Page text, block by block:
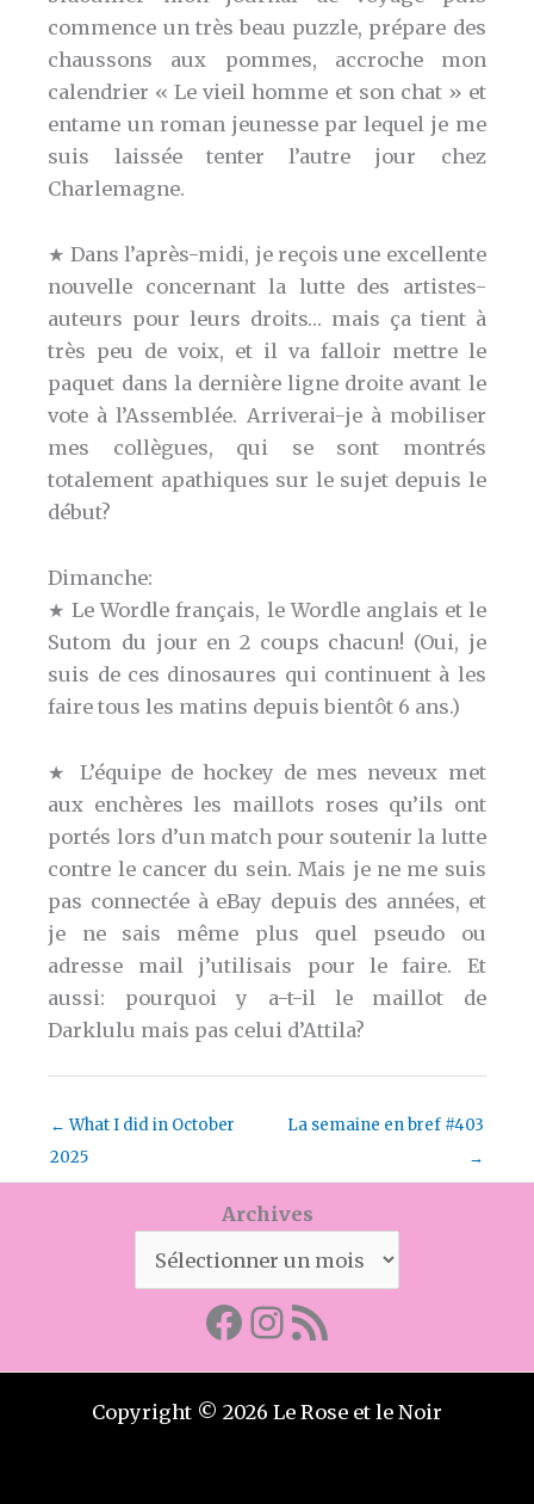
commence un très beau puzzle, prépare des
chaussons aux pommes, accroche mon
calendrier « Le vieil homme et son chat » et
entame un roman jeunesse par lequel je me
suis laissée tenter l’autre jour chez
Charlemagne.
★ Dans l’après-midi, je reçois une excellente
nouvelle concernant la lutte des artistes-
auteurs pour leurs droits… mais ça tient à
très peu de voix, et il va falloir mettre le
paquet dans la dernière ligne droite avant le
vote à l’Assemblée. Arriverai-je à mobiliser
mes collègues, qui se sont montrés
totalement apathiques sur le sujet depuis le
début?
Dimanche:
★ Le Wordle français, le Wordle anglais et le
Sutom du jour en 2 coups chacun! (Oui, je
suis de ces dinosaures qui continuent à les
faire tous les matins depuis bientôt 6 ans.)
★ L’équipe de hockey de mes neveux met
aux enchères les maillots roses qu’ils ont
portés lors d’un match pour soutenir la lutte
contre le cancer du sein. Mais je ne me suis
pas connectée à eBay depuis des années, et
je ne sais même plus quel pseudo ou
adresse mail j’utilisais pour le faire. Et
aussi: pourquoi y a-t-il le maillot de
Darklulu mais pas celui d’Attila?
← What I did in October
2025
La semaine en bref #403
→
Archives
Facebook
Mon instagram
Abonnez-vous par RSS
Copyright © 2026 Le Rose et le Noir